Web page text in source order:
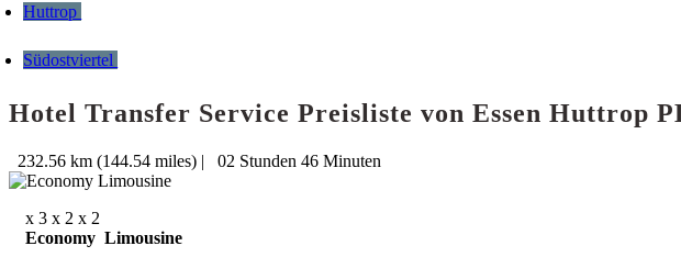
Huttrop
Südostviertel
Hotel Transfer Service Preisliste von Essen Huttrop
232.56 km (144.54 miles) | 02 Stunden 46 Minuten
x 3 x 2 x 2
Economy Limousine